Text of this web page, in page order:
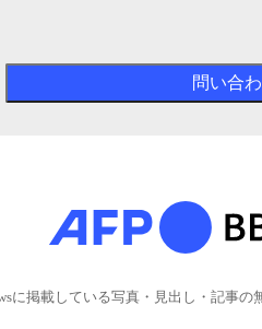
に掲載している写真・見出し・記事の